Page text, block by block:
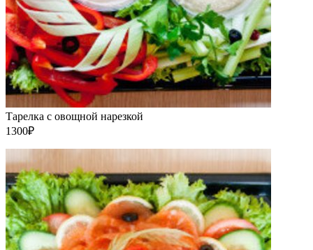
Тарелка с овощной нарезкой
1300₽